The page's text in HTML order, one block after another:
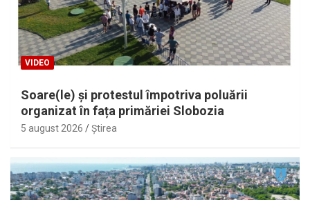
VIDEO
Soare(le) și protestul împotriva poluării
organizat în fața primăriei Slobozia
5 august 2026 Ştirea